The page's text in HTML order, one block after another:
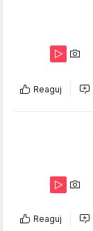
Reaguj
Reaguj